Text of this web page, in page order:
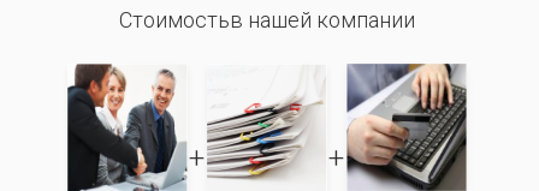
Стоимостьв нашей компании